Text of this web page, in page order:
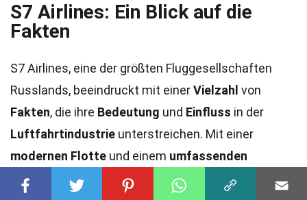
S7 Airlines: Ein Blick auf die
Fakten
S7 Airlines, eine der größten Fluggesellschaften
Russlands, beeindruckt mit einerVielzahl von
Fakten, die ihre Bedeutung und Einfluss in der
Luftfahrtindustrie unterstreichen. Mit einer
modernen Flotte und einem umfassenden
Streckennetz
bietet sie Reisenden Zugang
über